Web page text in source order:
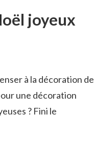
joyeux
à la décoration de
une décoration
? Fini le